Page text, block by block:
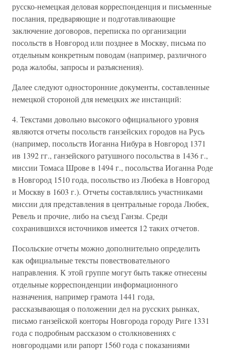
русско-немецкая деловая корреспонденция и письменные
послания, предваряющие и подготавливающие
заключение договоров, переписка по организации
посольств в Новгород или позднее в Москву, письма по
отдельным конкретным поводам (например, различного
рода жалобы, запросы и разъяснения).
Далее следуют односторонние документы, составленные
немецкой стороной для немецких же инстанций:
4. Текстами довольно высокого официального уровня
являются отчеты посольств ганзейских городов на Русь
(например, посольств Иоганна Нибура в Новгород 1371
ив 1392 гг., ганзейского ратушного посольства в 1436 г.,
миссии Томаса Шрове в 1494 г., посольства Иоганна Роде
в Новгород 1510 года, посольство из Любека в Новгород
и Москву в 1603 г.). Отчеты составлялись участниками
миссии для представления в центральные города Любек,
Ревель и прочие, либо на съезд Ганзы. Среди
сохранившихся источников имеется 12 таких отчетов.
Посольские отчеты можно дополнительно определить
как официальные тексты повествовательного
направления. К этой группе могут быть также отнесены
отдельные корреспонденции информационного
назначения, например грамота 1441 года,
рассказывающая о положении дел на русских рынках,
письмо ганзейской конторы Новгорода городу Риге 1331
года с подробным рассказом о столкновениях с
новгородцами или рапорт 1560 года с показаниями